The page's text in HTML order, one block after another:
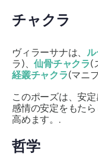
チャクラ
ヴィラーサナは、ル
ラ)、仙骨チャクラ(
経叢チャクラ(マニ
このポーズは、安
感情の安定をもた
高めます。.
哲学